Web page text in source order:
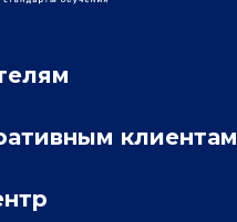
и вебинарыклиентам